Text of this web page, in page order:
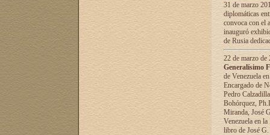
31 de marzo
diplomáticas
convoca con el
inauguró
de Rusia
22 de marzo
Generalísimo
de Venezuela
Encargado de
Pedro
Bohórquez,
Miranda, José
Venezuela en
libro de José